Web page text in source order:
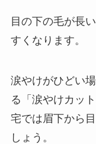
目の下の毛が長
すくなります。
涙やけがひどい
る「涙やけカッ
宅では眉下から
しょう。